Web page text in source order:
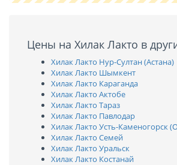
Цены на Хилак Лакто в
Хилак Лакто Нур-Султан (Астана)
Хилак Лакто Шымкент
Хилак Лакто Караганда
Хилак Лакто Актобе
Хилак Лакто Тараз
Хилак Лакто Павлодар
Хилак Лакто Усть-Каменогорск
Хилак Лакто Семей
Хилак Лакто Уральск
Хилак Лакто Костанай